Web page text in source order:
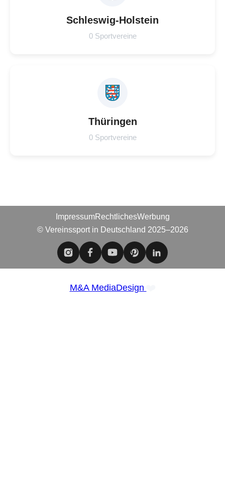
Schleswig-Holstein
0 Sportvereine
Thüringen
0 Sportvereine
ImpressumRechtlichesWerbung
© Vereinssport in Deutschland 2025–2026
M&A MediaDesign